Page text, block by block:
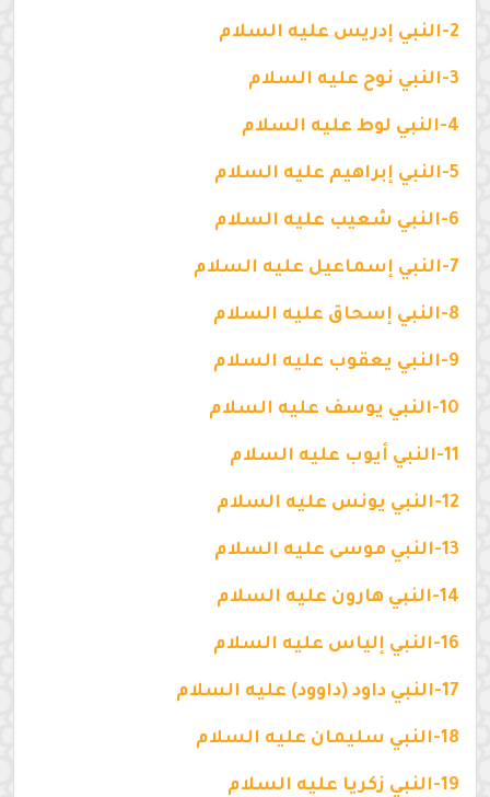
2-النبي إدريس عليه السلام
3-النبي نوح عليه السلام
4-النبي لوط عليه السلام
5-النبي إبراهيم عليه السلام
6-النبي شعيب عليه السلام
7-النبي إسماعيل عليه السلام
8-النبي إسحاق عليه السلام
9-النبي يعقوب عليه السلام
10-النبي يوسف عليه السلام
11-النبي أيوب عليه السلام
12-النبي يونس عليه السلام
13-النبي موسى عليه السلام
14-النبي هارون عليه السلام
16-النبي إلياس عليه السلام
17-النبي داود (داوود) عليه السلام
18-النبي سليمان عليه السلام
19-النبي زكريا عليه السلام